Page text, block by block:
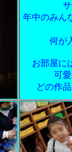
年中のみん
何が
お部屋に
可
どの作